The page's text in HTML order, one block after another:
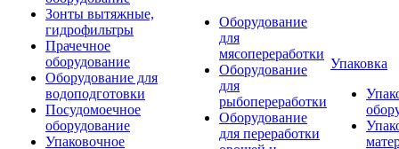
Зонты вытяжные,
гидрофильтры
Прачечное
оборудование
Оборудование для
водоподготовки
Посудомоечное
оборудование
Упаковочное
Оборудование
для
мясопереработки
Оборудование
для
рыбопереработки
Оборудование
для переработки
Упаковка